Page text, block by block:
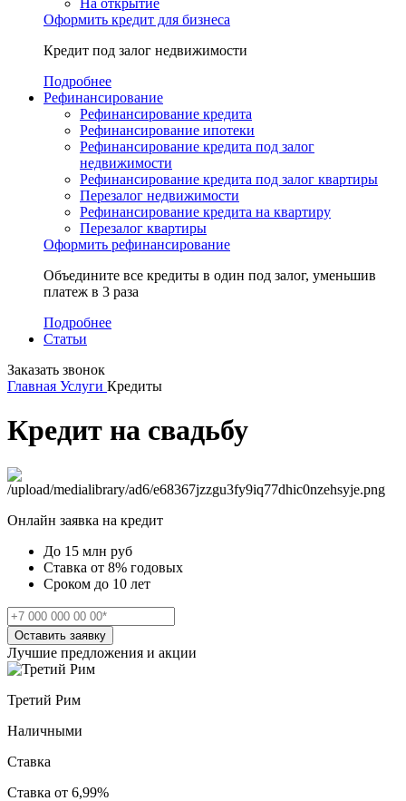
На открытие
Оформить кредит для бизнеса
Кредит под залог недвижимости
Подробнее
Рефинансирование
Рефинансирование кредита
Рефинансирование ипотеки
Рефинансирование кредита под залог
недвижимости
Рефинансирование кредита под залог квартиры
Перезалог недвижимости
Рефинансирование кредита на квартиру
Перезалог квартиры
Оформить рефинансирование
Объедините все кредиты в один под залог, уменьшив
платеж в 3 раза
Подробнее
Статьи
Заказать звонок
Главная Услуги Кредиты
Кредит на свадьбу
Онлайн заявка на кредит
До 15 млн руб
Ставка от 8% годовых
Сроком до 10 лет
Оставить заявку
Лучшие предложения и акции
Третий Рим
Наличными
Ставка
Ставка от 6,99%